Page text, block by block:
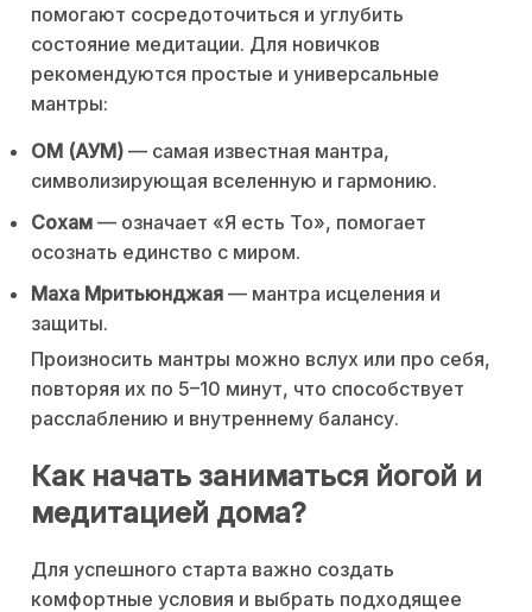
помогают сосредоточиться и углубить
состояние медитации. Для новичков
рекомендуются простые и универсальные
мантры:
ОМ (АУМ) — самая известная мантра,
символизирующая вселенную и гармонию.
Сохам — означает «Я есть То», помогает
осознать единство с миром.
Маха Мритьюнджая — мантра исцеления и
защиты.
Произносить мантры можно вслух или про себя,
повторяя их по 5–10 минут, что способствует
расслаблению и внутреннему балансу.
Как начать заниматься йогой и
медитацией дома?
Для успешного старта важно создать
комфортные условия и выбрать подходящее